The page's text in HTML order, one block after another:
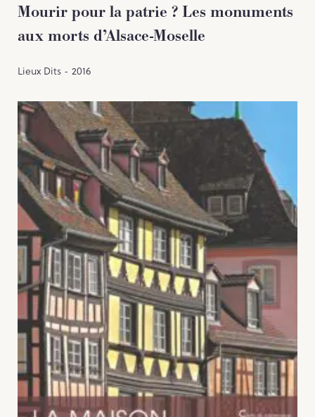
Mourir pour la patrie ? Les monuments
aux morts d’Alsace-Moselle
Lieux Dits - 2016